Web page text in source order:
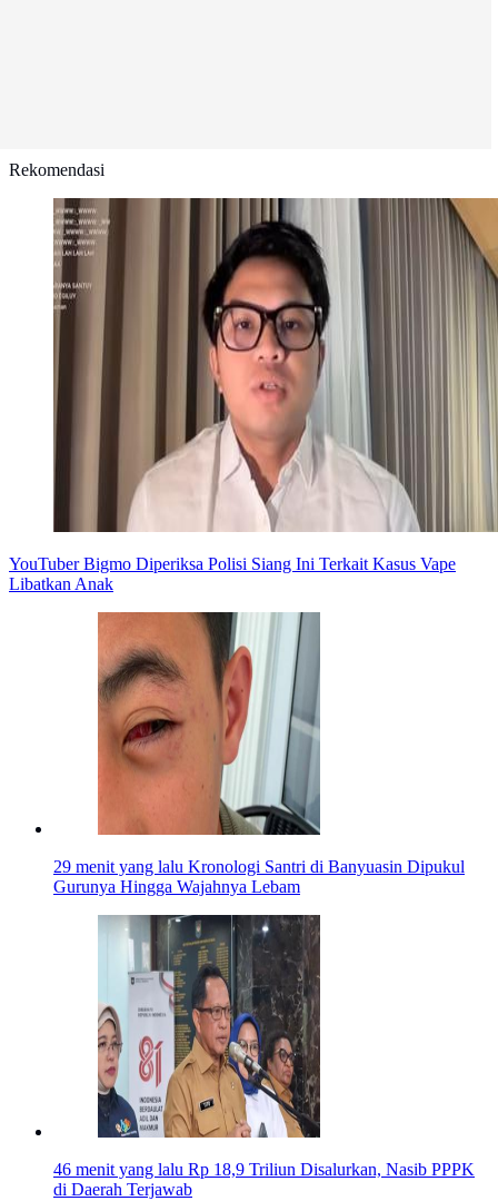
Rekomendasi
YouTuber Bigmo Diperiksa Polisi Siang Ini Terkait Kasus Vape
Libatkan Anak
29 menit yang lalu Kronologi Santri di Banyuasin Dipukul
Gurunya Hingga Wajahnya Lebam
46 menit yang lalu Rp 18,9 Triliun Disalurkan, Nasib PPPK
di Daerah Terjawab